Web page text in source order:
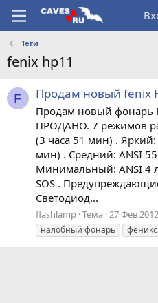
Теги
fenix hp11
F Продам новый fenix
Продам новый фонарь
ПРОДАНО. 7 режимов
(3 часа 51 мин) .
мин) . Средний: ANSI
Минимальный: ANSI 4
SOS .
Светодиод...
flashlamp Тема 27 Фев 2012
налобный фонарь
феникс